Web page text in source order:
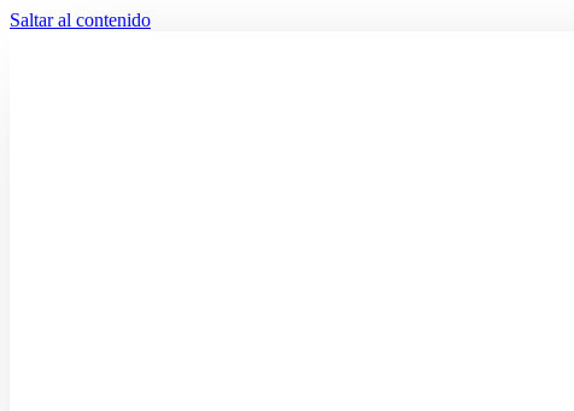
Saltar al contenido